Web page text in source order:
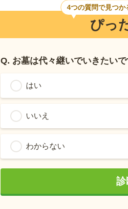
ぴっ
4つの質問で見つか
Q. お墓は代々継いでいきたいで
はい
いいえ
わからない
診